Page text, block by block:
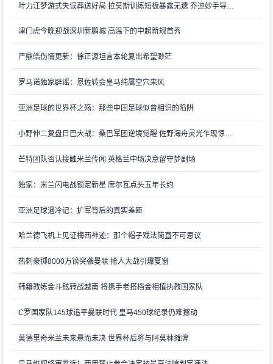
叶力江梦游式失误葬送好局 拉莫斯训练短板暴露无遗 乔迪妙手导演逆转好戏
津门虎今晚迎战深圳新鹏城 高温下的中超新规首秀
严鼎皓伤情更新：徐正源坦言本轮复出希望渺茫
罗马诺独家辟谣：恩佐转会皇马纯属空穴来风
亚洲足球的世界杯之殇：那些中国足球似曾相识的陷阱
小野伸二复盘日巴大战：桑巴军团逆境觉醒 佐野海舟灵光乍现惊艳全场
芒特团队否认接触米兰传闻 英格兰中场决意留守梦剧场
独家：米兰闪电战锁定新星 席尔瓦点头五年长约
亚洲足球遇冷记：扩军背后的真实差距
哈兰德飞机上见证梅西神迹：那个帽子戏法简直不可思议
热刺豪掷8000万镑突袭曼联 抢人大战引爆夏窗
韩籍教练金斗铉转战越南 将携手老搭档金相植执教国家队
C罗国家队145球追平曼联时代 皇马450球纪录仍难撼动
莫德里奇米兰未来悬而未决 世界杯后将与阿莫林摊牌